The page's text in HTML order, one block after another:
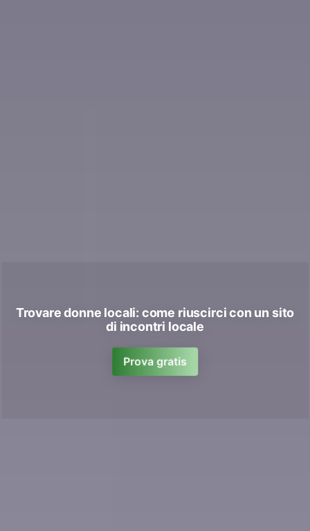
Trovare donne locali: come riuscirci con un sito
di incontri locale
Prova gratis